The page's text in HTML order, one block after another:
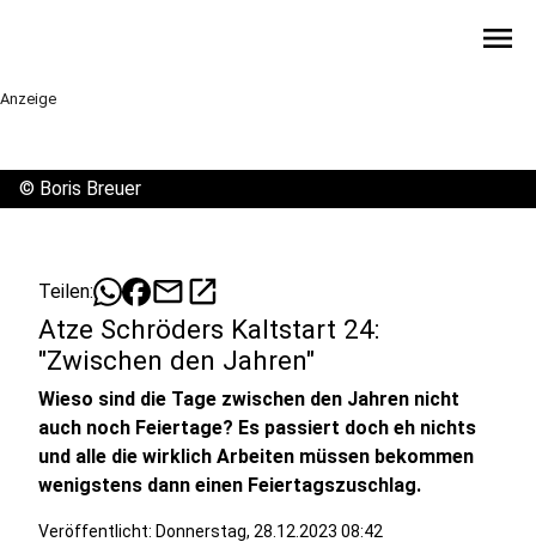
menu
Anzeige
© Boris Breuer
Teilen: mailopen_in_new
Atze Schröders Kaltstart 24:
"Zwischen den Jahren"
Wieso sind die Tage zwischen den Jahren nicht
auch noch Feiertage? Es passiert doch eh nichts
und alle die wirklich Arbeiten müssen bekommen
wenigstens dann einen Feiertagszuschlag.
Veröffentlicht: Donnerstag, 28.12.2023 08:42